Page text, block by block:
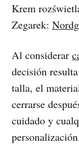
Krem
Zegarek:
Al considerar
decisión
talla, el
cerrarse
cuidado y
personalización.